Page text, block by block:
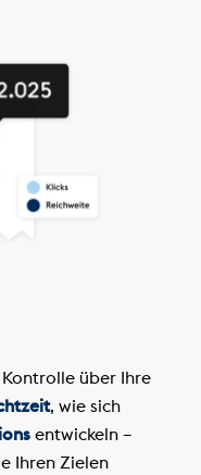
über Ihre
, wie sich
entwickeln –
Ihren Zielen